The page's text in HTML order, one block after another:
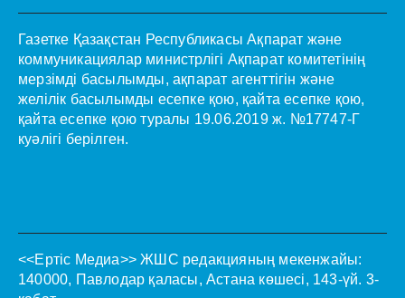
Газетке Қазақстан Республикасы Ақпарат және
коммуникациялар министрлігі Ақпарат комитетінің
мерзімді басылымды, ақпарат агенттігін және
желілік басылымды есепке қою, қайта есепке қою,
қайта есепке қою туралы 19.06.2019 ж. №17747-Г
куәлігі берілген.
<<Ертіс Медиа>> ЖШС редакцияның мекенжайы:
140000, Павлодар қаласы, Астана көшесі, 143-үй. 3-